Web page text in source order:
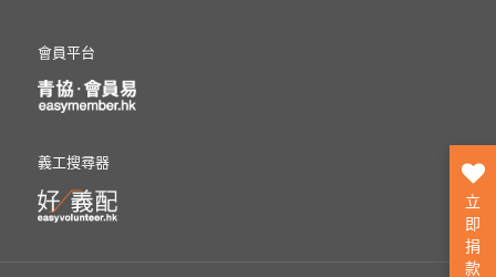
會員平台
義工搜尋器
立
即
捐
款